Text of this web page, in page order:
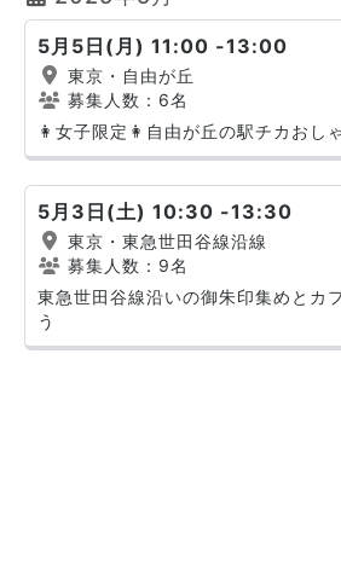
5月5日(月) 11:00 -13:00
東京・自由が丘
募集人数：6名
👩女子限定👩自由が丘の駅チカおし
5月3日(土) 10:30 -13:30
東京・東急世田谷線沿線
募集人数：9名
東急世田谷線沿いの御朱印集めとカ
う